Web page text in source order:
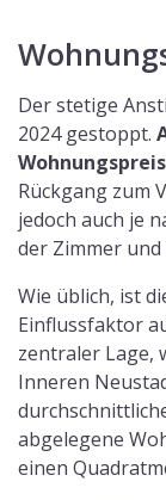
Der stetige
2024 gestoppt.
Rückgang zum
jedoch auch je
der Zimmer und
Wie üblich, ist
Einflussfaktor
zentraler Lage,
Inneren
abgelegene
einen